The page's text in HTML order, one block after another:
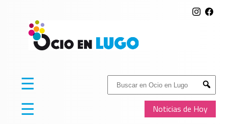
Buscar:
Submit
Noticias de Hoy
☰
☰